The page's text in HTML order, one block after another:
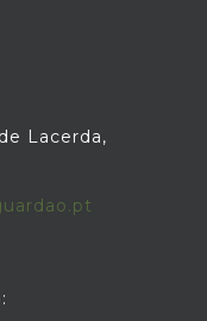
Lacerda,